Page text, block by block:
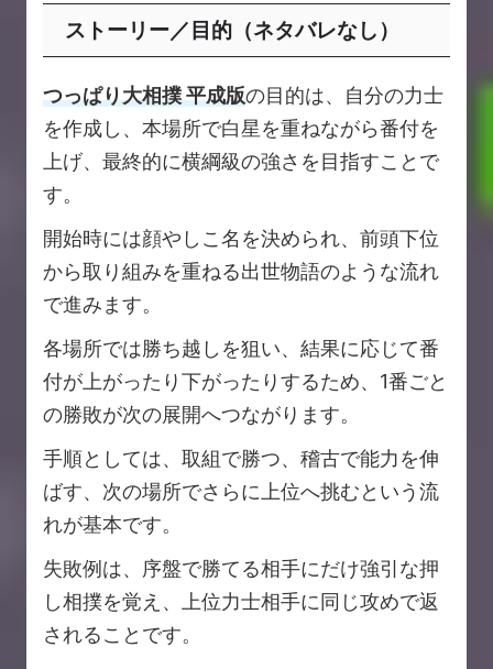
ストーリー／目的（ネタバレなし）
つっぱり大相撲 平成版の目的は、自分の力士
を作成し、本場所で白星を重ねながら番付を
上げ、最終的に横綱級の強さを目指すことで
す。
開始時には顔やしこ名を決められ、前頭下位
から取り組みを重ねる出世物語のような流れ
で進みます。
各場所では勝ち越しを狙い、結果に応じて番
付が上がったり下がったりするため、1番ごと
の勝敗が次の展開へつながります。
手順としては、取組で勝つ、稽古で能力を伸
ばす、次の場所でさらに上位へ挑むという流
れが基本です。
失敗例は、序盤で勝てる相手にだけ強引な押
し相撲を覚え、上位力士相手に同じ攻めで返
されることです。